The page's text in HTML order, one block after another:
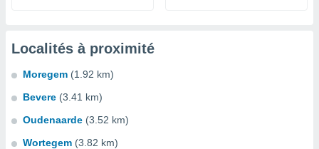
Localités à proximité
Moregem (1.92 km)
Bevere (3.41 km)
Oudenaarde (3.52 km)
Wortegem (3.82 km)